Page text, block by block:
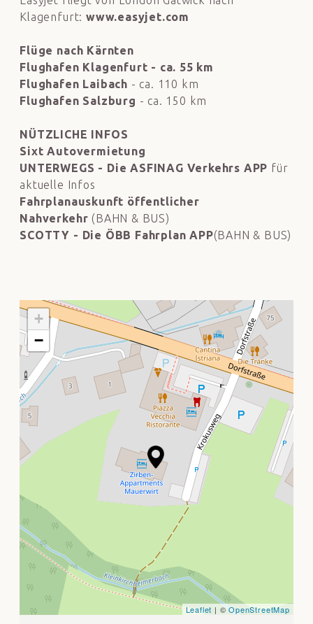
Klagenfurt: www.easyjet.com
Flüge nach Kärnten
Flughafen Klagenfurt - ca. 55 km
Flughafen Laibach - ca. 110 km
Flughafen Salzburg - ca. 150 km
NÜTZLICHE INFOS
Sixt Autovermietung
UNTERWEGS - Die ASFINAG Verkehrs APP für
aktuelle Infos
Fahrplanauskunft öffentlicher
Nahverkehr (BAHN & BUS)
SCOTTY - Die ÖBB Fahrplan APP(BAHN & BUS)
+
−
Leaflet | ©OpenStreetMap